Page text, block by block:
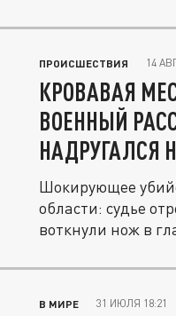
ПРОИСШЕСТВИЯ 14
КРОВАВАЯ
ВОЕННЫЙ
НАДРУГАЛСЯ
Шокирующее
области: судье
воткнули нож в
В МИРЕ 31 ИЮЛЯ 18:21